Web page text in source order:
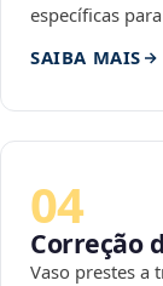
específicas
SAIBA MAIS
04
Correção
Vaso prestes a